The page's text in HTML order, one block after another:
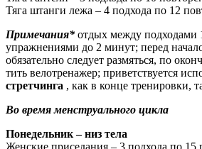
Тяга штанги лежа – 4 подхода по 12
Примечания* отдых между подходами
упражнениями до 2 минут; пе­ред
обязательно следует размяться, по
тить велотренажер; приветствуется
стретчинга , как в кон­це тре­ни­ров­ки,
Во время менструального цикла
Понедельник – низ тела